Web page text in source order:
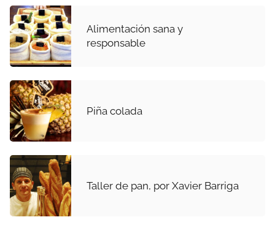
Alimentación sana y
responsable
Piña colada
Taller de pan, por Xavier Barriga